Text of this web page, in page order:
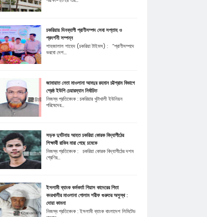
চকরিয়ায় দিনব্যাপী প্রাণীসম্পদ সেবা সপ্তাহ ও
প্রদর্শনী সম্পন্ন
শাহজালাল শাহেদ (চকরিয়া টাইমস) : “প্রাণীসম্পদে
ভরবো দেশ...
জামায়াত নেতা মাওলানা আবদুর রহমান চট্টগ্রাম বিভাগে
শ্রেষ্ঠ ইউপি চেয়ারম্যান নির্বাচিত
নিজস্ব প্রতিবেদক : চকরিয়ার খুটাখালী ইউনিয়ন
পরিষেদের...
সড়ক দুর্ঘটনায় আহত চকরিয়া কোরক বিদ্যাপীঠের
শিক্ষার্থী রাকিব মারা গেছে চমেকে
নিজস্ব প্রতিবেদক : চকরিয়া কোরক বিদ্যাপীঠের দশম
শ্রেণির...
ইসলামী ব্যাংক কর্মকর্তা গিয়াস কাদেরের পিতা
বদরখালীর মাওলানা গোলাম শরীফ গুরুতর অসুস্থ :
দোয়া কামনা
নিজস্ব প্রতিবেদক : ইসলামী ব্যাংক বাংলাদেশ লিমিটেড